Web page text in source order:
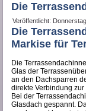
Die
Veröffentlicht:
Die
Markise für
Die
Glas der
an den Dachsparren
direkte Verbindung
Bei der
Glasdach gespannt.